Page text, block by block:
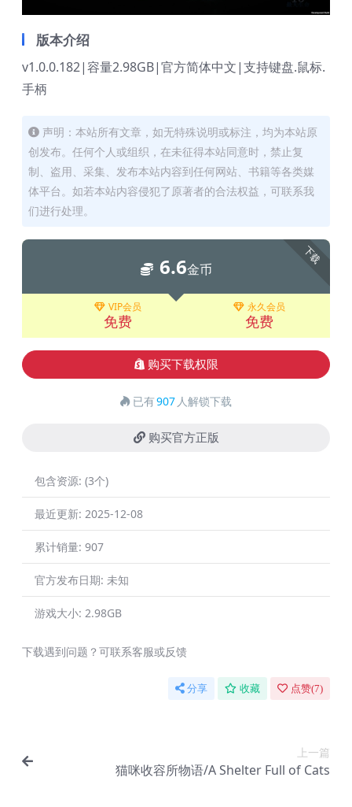
版本介绍
v1.0.0.182|容量2.98GB|官方简体中文|支持键盘.鼠标.
手柄
声明：本站所有文章，如无特殊说明或标注，均为本站原
创发布。任何个人或组织，在未征得本站同意时，禁止复
制、盗用、采集、发布本站内容到任何网站、书籍等各类媒
体平台。如若本站内容侵犯了原著者的合法权益，可联系我
们进行处理。
下载
6.6金币
VIP会员
免费
永久会员
免费
购买下载权限
已有907 人解锁下载
购买官方正版
包含资源: (3个)
最近更新: 2025-12-08
累计销量: 907
官方发布日期: 未知
游戏大小: 2.98GB
下载遇到问题？可联系客服或反馈
分享 收藏 点赞(7)
上一篇
猫咪收容所物语/A Shelter Full of Cats